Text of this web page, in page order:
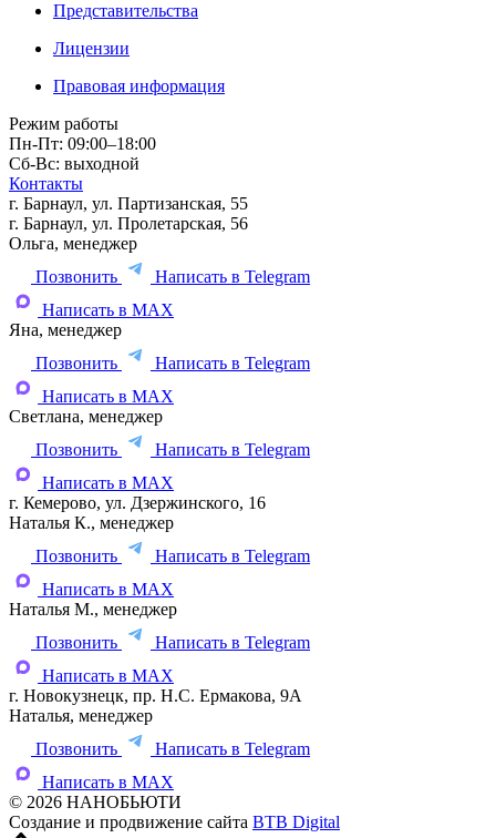
Представительства
Лицензии
Правовая информация
Режим работы
Пн-Пт: 09:00–18:00
Сб-Вс: выходной
Контакты
г. Барнаул, ул. Партизанская, 55
г. Барнаул, ул. Пролетарская, 56
Ольга, менеджер
Позвонить
Написать в Telegram
Написать в MAX
Яна, менеджер
Позвонить
Написать в Telegram
Написать в MAX
Светлана, менеджер
Позвонить
Написать в Telegram
Написать в MAX
г. Кемерово, ул. Дзержинского, 16
Наталья К., менеджер
Позвонить
Написать в Telegram
Написать в MAX
Наталья М., менеджер
Позвонить
Написать в Telegram
Написать в MAX
г. Новокузнецк, пр. Н.С. Ермакова, 9А
Наталья, менеджер
Позвонить
Написать в Telegram
Написать в MAX
© 2026 НАНОБЬЮТИ
Создание и продвижение сайта BTB Digital